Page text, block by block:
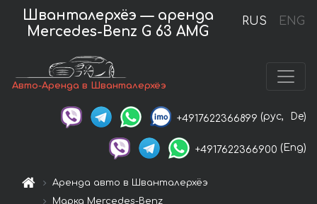
RUS ENG
Шванталерхёэ — аренда
Mercedes-Benz G 63 AMG
Авто-Аренда в Шванталерхёэ
+4917622366899 (рус, De)
+4917622366900 (Eng)
Аренда авто в Шванталерхёэ
Марка Mercedes-Benz